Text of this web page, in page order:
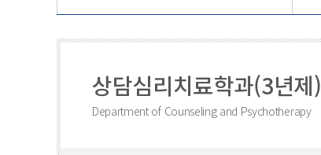
상담심리치료학과(3년제)
Department of Counseling and Psychotherapy